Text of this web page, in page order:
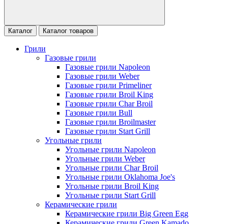
Каталог Каталог товаров
Грили
Газовые грили
Газовые грили Napoleon
Газовые грили Weber
Газовые грили Primeliner
Газовые грили Broil King
Газовые грили Char Broil
Газовые грили Bull
Газовые грили Broilmaster
Газовые грили Start Grill
Угольные грили
Угольные грили Napoleon
Угольные грили Weber
Угольные грили Char Broil
Угольные грили Oklahoma Joe's
Угольные грили Broil King
Угольные грили Start Grill
Керамические грили
Керамические грили Big Green Egg